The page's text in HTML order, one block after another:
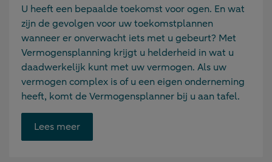
U heeft een bepaalde toekomst voor ogen. En wat
zijn de gevolgen voor uw toekomstplannen
wanneer er onverwacht iets met u gebeurt? Met
Vermogensplanning krijgt u helderheid in wat u
daadwerkelijk kunt met uw vermogen. Als uw
vermogen complex is of u een eigen onderneming
heeft, komt de Vermogensplanner bij u aan tafel.
Lees meerOpent
link